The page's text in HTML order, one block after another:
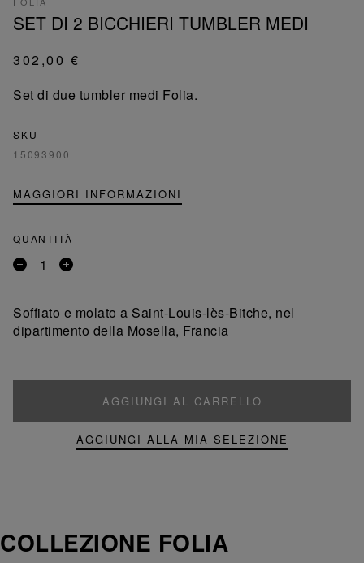
SET DI 2 BICCHIERI TUMBLER MEDI
302,00 €
Set di due tumbler medi Folia.
SKU
15093900
MAGGIORI INFORMAZIONI
QUANTITÀ
Rimuovi
Aggiungi
Soffiato e molato a Saint-Louis-lès-Bitche, nel
dipartimento della Mosella, Francia
AGGIUNGI AL CARRELLO
AGGIUNGI ALLA MIA SELEZIONE
COLLEZIONE FOLIA